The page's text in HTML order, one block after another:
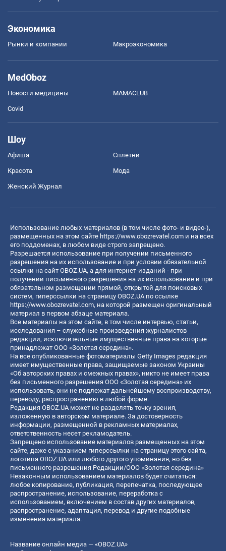
Экономика
Рынки и компании Mакроэкономика
MedOboz
Новости медицины MAMACLUB
Covid
Шоу
Афиша Сплетни
Красота Мода
Женский Журнал
Использование любых материалов (в том числе фото- и видео-),
размещенных на этом сайте https://www.obozrevatel.com и на всех
его поддоменах, в любом виде строго запрещено.
Разрешается использование при получении письменного
разрешения на их использование и при условии обязательной
ссылки на сайт OBOZ.UA, а для интернет-изданий - при
получении письменного разрешения на их использование и при
обязательном размещении прямой, открытой для поисковых
систем, гиперссылки на страницу OBOZ.UA по ссылке
https://www.obozrevatel.com, на которой размещен оригинальный
материал в первом абзаце материала.
Все материалы на этом сайте, в том числе интервью, статьи,
исследования – служебные произведения журналистов
редакции, исключительные имущественные права на которые
принадлежат ООО «Золотая середина».
На все опубликованные фотоматериалы Getty Images редакция
имеет имущественные права, защищаемые законом Украины
«Об авторских правах и смежных правах», никто не имеет права
без письменного разрешения ООО «Золотая середина» их
использовать, они не подлежат дальнейшему воспроизводству,
переводу, распространению в любой форме.
Редакция OBOZ.UA может не разделять точку зрения,
изложенную в авторском материале. За достоверность
информации, размещенной в рекламных материалах,
ответственность несет рекламодатель.
Запрещено использование материалов размещенных на этом
сайте, даже с указанием гиперссылки на страницу этого сайта,
логотипа OBOZ.UA или любого другого упоминания, но без
письменного разрешения Редакции/ООО «Золотая середина»
Незаконным использованием материалов будет считаться:
любое копирование, публикация, перепечатка, последующее
распространение, использование, переработка с
использованием, включением в состав других материалов,
распространение, адаптация, перевод и другие подобные
изменения материала.
Название онлайн медиа — «OBOZ.UA»